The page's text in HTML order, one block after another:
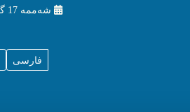
شه‌ممه‌ 17 گه‌لاوێژ2726
فارسی